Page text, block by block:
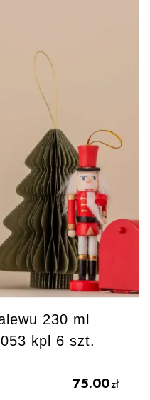
230 ml
kpl 6 szt.
75.00zł